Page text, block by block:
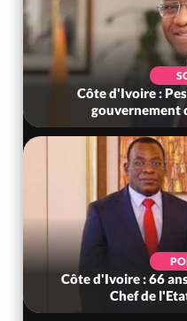
Côte d'Ivoire :
gouvernement
Côte d'Ivoire : 66
Chef de